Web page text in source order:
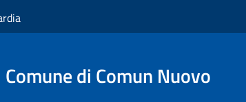
Comune di Comun Nuovo